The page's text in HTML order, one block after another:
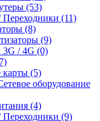
(53)
Переходники (11)
(8)
(9)
/ 4G (0)
карты (5)
оборудование
(4)
Переходники (9)